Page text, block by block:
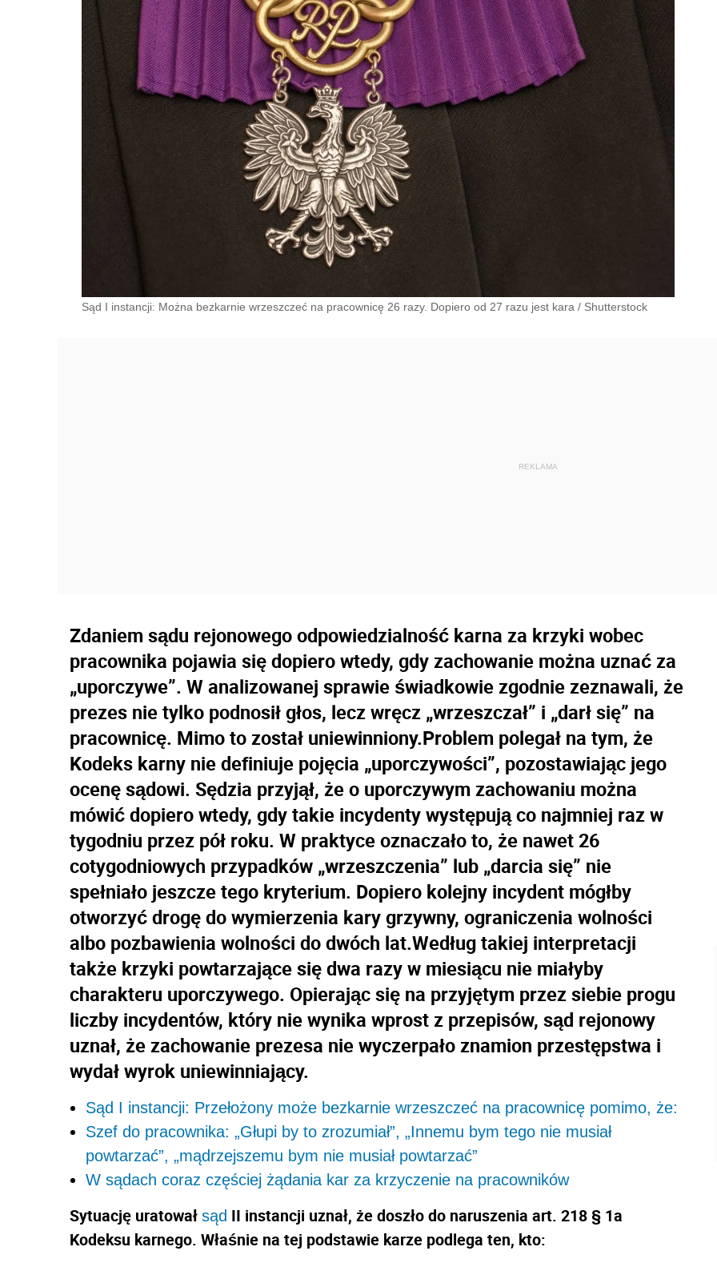
Sąd I instancji: Można bezkarnie wrzeszczeć na pracownicę 26 razy. Dopiero od 27 razu jest kara / Shutterstock
Zdaniem sądu rejonowego odpowiedzialność karna za krzyki wobec
pracownika pojawia się dopiero wtedy, gdy zachowanie można uznać za
„uporczywe”. W analizowanej sprawie świadkowie zgodnie zeznawali, że
prezes nie tylko podnosił głos, lecz wręcz „wrzeszczał” i „darł się” na
pracownicę. Mimo to został uniewinniony.Problem polegał na tym, że
Kodeks karny nie definiuje pojęcia „uporczywości”, pozostawiając jego
ocenę sądowi. Sędzia przyjął, że o uporczywym zachowaniu można
mówić dopiero wtedy, gdy takie incydenty występują co najmniej raz w
tygodniu przez pół roku. W praktyce oznaczało to, że nawet 26
cotygodniowych przypadków „wrzeszczenia” lub „darcia się” nie
spełniało jeszcze tego kryterium. Dopiero kolejny incydent mógłby
otworzyć drogę do wymierzenia kary grzywny, ograniczenia wolności
albo pozbawienia wolności do dwóch lat.Według takiej interpretacji
także krzyki powtarzające się dwa razy w miesiącu nie miałyby
charakteru uporczywego. Opierając się na przyjętym przez siebie progu
liczby incydentów, który nie wynika wprost z przepisów, sąd rejonowy
uznał, że zachowanie prezesa nie wyczerpało znamion przestępstwa i
wydał wyrok uniewinniający.
Sąd I instancji: Przełożony może bezkarnie wrzeszczeć na pracownicę pomimo, że:
Szef do pracownika: „Głupi by to zrozumiał”, „Innemu bym tego nie musiał
powtarzać”, „mądrzejszemu bym nie musiał powtarzać”
W sądach coraz częściej żądania kar za krzyczenie na pracowników
Sytuację uratował sąd II instancji uznał, że doszło do naruszenia art. 218 § 1a
Kodeksu karnego. Właśnie na tej podstawie karze podlega ten, kto: